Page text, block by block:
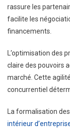
rassure les
facilite les
financements.
L’optimisation des
claire des pouvoirs
marché. Cette
concurrentiel
La formalisation
intérieur